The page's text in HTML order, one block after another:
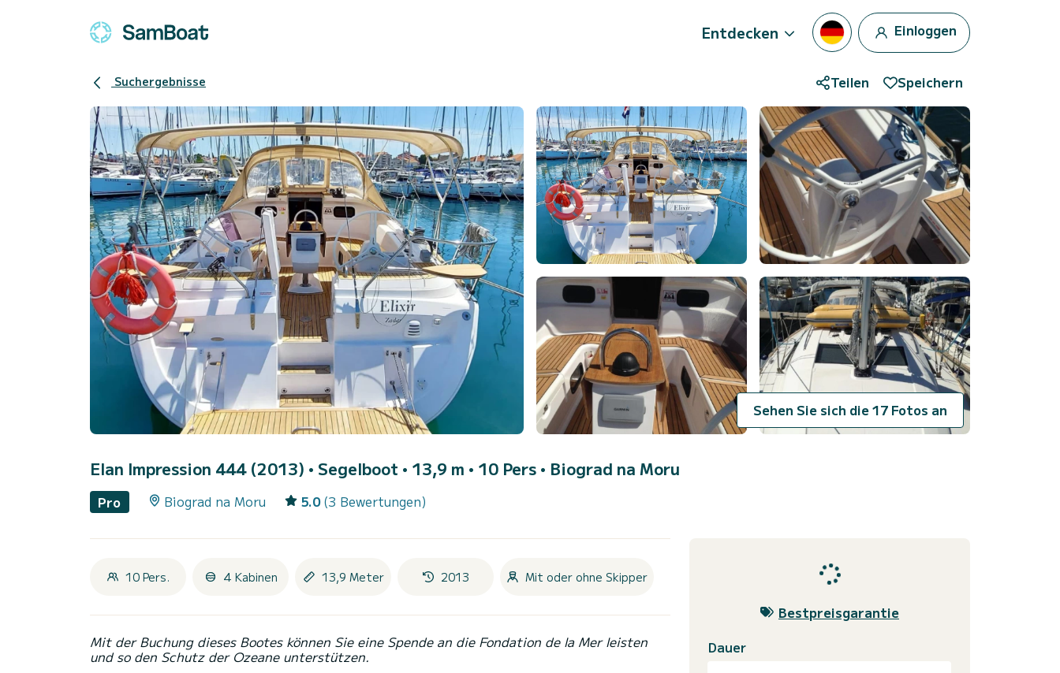
Entdecken Einloggen
Suchergebnisse Teilen Speichern
Sehen Sie sich die 17 Fotos an
Elan Impression 444 (2013) • Segelboot • 13,9 m • 10 Pers • Biograd na Moru
Pro Biograd na Moru 5.0 (3 Bewertungen)
10 Pers. 4 Kabinen 13,9 Meter 2013 Mit oder ohne Skipper
Mit der Buchung dieses Bootes können Sie eine Spende an die Fondation de la Mer leisten
und so den Schutz der Ozeane unterstützen.
Bestpreisgarantie
Dauer